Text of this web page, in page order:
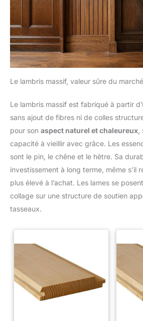
Le lambris massif, valeur sûre du marché
Le lambris massif est fabriqué à partir
sans ajout de fibres ni de colles
pour son aspect naturel et chaleureux
capacité à vieillir avec grâce. Les
sont le pin, le chêne et le hêtre. Sa
investissement à long terme, même s’il
plus élevé à l’achat. Les lames se
collage sur une structure de soutien
tasseaux.